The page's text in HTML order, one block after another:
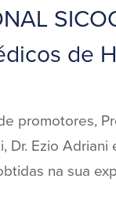
de
promotores,
Dr. Ezio
na sua